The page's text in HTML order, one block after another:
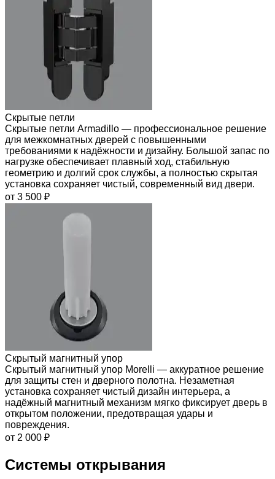
Скрытые петли
Скрытые петли Armadillo — профессиональное решение
для межкомнатных дверей с повышенными
требованиями к надёжности и дизайну. Большой запас по
нагрузке обеспечивает плавный ход, стабильную
геометрию и долгий срок службы, а полностью скрытая
установка сохраняет чистый, современный вид двери.
от 3 500 ₽
Скрытый магнитный упор
Скрытый магнитный упор Morelli — аккуратное решение
для защиты стен и дверного полотна. Незаметная
установка сохраняет чистый дизайн интерьера, а
надёжный магнитный механизм мягко фиксирует дверь в
открытом положении, предотвращая удары и
повреждения.
от 2 000 ₽
Системы открывания